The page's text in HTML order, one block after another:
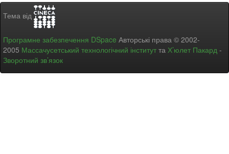
Тема від
Програмне забезпечення DSpace Авторські права © 2002-
2005 Массачусетський технологічний інститут та Х’юлет Пакард -
Зворотний зв’язок